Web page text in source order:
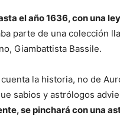
el año 1636, con una
parte de una colección
Giambattista Bassile.
la historia, no de
sabios y astrólogos
se pinchará con una